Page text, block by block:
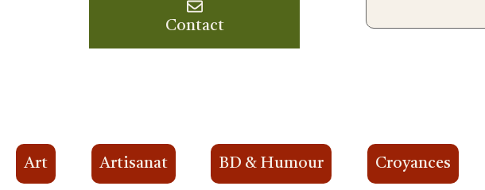
Contact
Art Artisanat BD & Humour Croyances